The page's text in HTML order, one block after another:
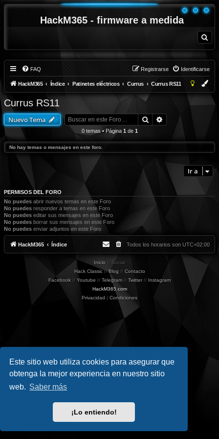
Este sitio web utiliza cookies para asegurar que
obtenga la mejor experiencia en nuestro sitio
web. Saber más
¡Lo entiendo!
HackM365 - firmware a medida
u
FAQ Identificarse
Registrarse
HackM365 Índice Patinetes eléctricos Currus Currus RS11
Currus RS11
Nuevo Tema Buscar
0 temas • Página 1 de 1
No hay temas o mensajes en este foro.
Ir a
PERMISOS DEL FORO
No puedes abrir nuevos temas en este Foro
No puedes responder a temas en este Foro
No puedes editar sus mensajes en este Foro
No puedes borrar sus mensajes en este Foro
No puedes enviar adjuntos en este Foro
HackM365 Índice Todos los horarios son UTC+02:00
Inicio || Social
Hack Classic//Blog // Contacto
Facebook // Youtube // Telegram // Twitter// Instagram
HackM365.com
Privacidad | Condiciones